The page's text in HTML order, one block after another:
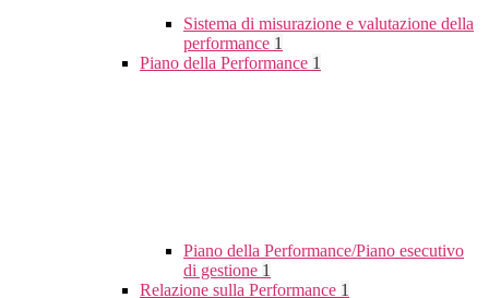
Sistema di misurazione e valutazione della
performance 1
Piano della Performance 1
Piano della Performance/Piano esecutivo
di gestione 1
Relazione sulla Performance 1